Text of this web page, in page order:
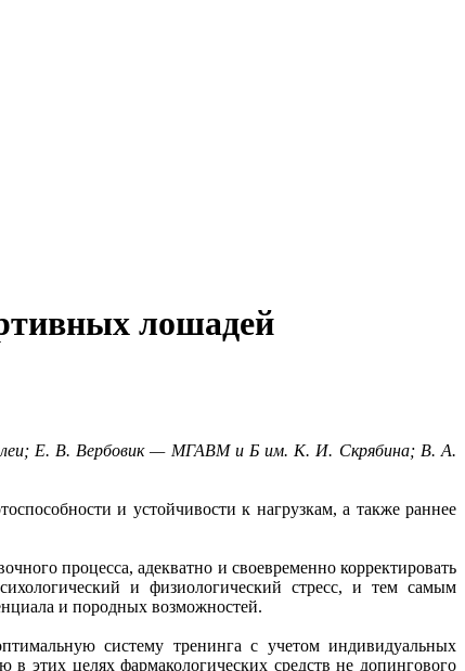
лошадей
Е. В. Вербовик — МГАВМ и Б им. К. И. Скрябина; В. А.
и устойчивости к нагрузкам, а также раннее
процесса, адекватно и своевременно корректировать
и физиологический стресс, и тем самым
и породных возможностей.
систему тренинга с учетом индивидуальных
целях фармакологических средств не допингового